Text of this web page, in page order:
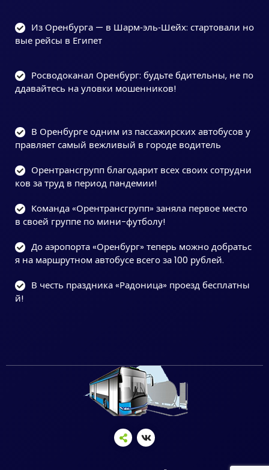
Из Оренбурга — в Шарм‑эль‑Шейх: стартовали но
вые рейсы в Египет
Росводоканал Оренбург: будьте бдительны, не по
ддавайтесь на уловки мошенников!
В Оренбурге одним из пассажирских автобусов у
правляет самый вежливый в городе водитель
Орентрансгрупп благодарит всех своих сотрудни
ков за труд в период пандемии!
Команда «Орентрансгрупп» заняла первое место
в своей группе по мини-футболу!
До аэропорта «Оренбург» теперь можно добратьс
я на маршрутном автобусе всего за 100 рублей.
В честь праздника «Радоница» проезд бесплатны
й!